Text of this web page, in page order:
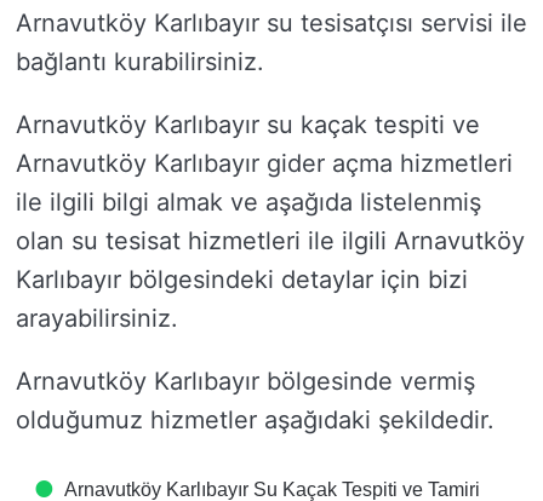
Arnavutköy Karlıbayır su tesisatçısı servisi ile
bağlantı kurabilirsiniz.
Arnavutköy Karlıbayır su kaçak tespiti ve
Arnavutköy Karlıbayır gider açma hizmetleri
ile ilgili bilgi almak ve aşağıda listelenmiş
olan su tesisat hizmetleri ile ilgili Arnavutköy
Karlıbayır bölgesindeki detaylar için bizi
arayabilirsiniz.
Arnavutköy Karlıbayır bölgesinde vermiş
olduğumuz hizmetler aşağıdaki şekildedir.
Arnavutköy Karlıbayır Su Kaçak Tespiti ve Tamiri